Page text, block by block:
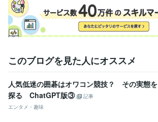
このブログを見た人にオススメ
人気低迷の囲碁はオワコン競技？ その実態を
探る ChatGPT版③
記事
エンタメ・趣味